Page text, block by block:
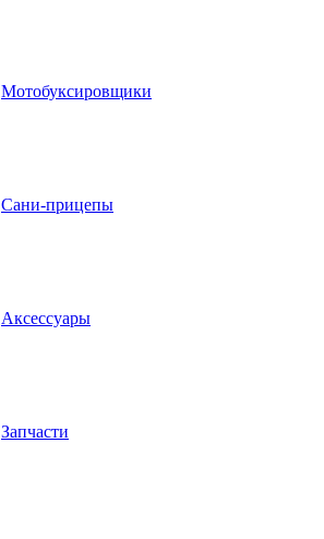
Мотобуксировщики
Сани-прицепы
Аксессуары
Запчасти